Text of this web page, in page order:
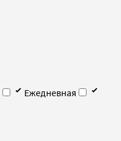
Ежедневная